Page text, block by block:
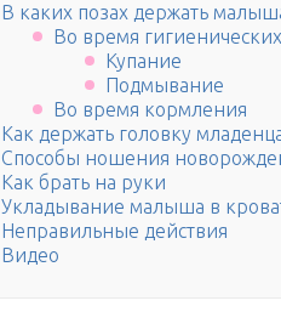
В каких позах держать
Во время
Купание
Подмывание
Во время кормления
Как держать головку
Способы ношения
Как брать на руки
Укладывание малыша в
Неправильные действия
Видео